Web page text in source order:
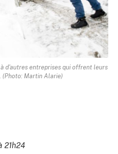
d'autres entreprises qui offrent leurs
(Photo: Martin Alarie)
21h24